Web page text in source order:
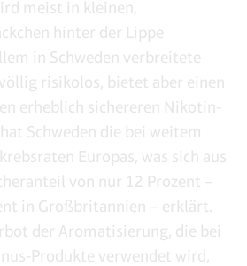
meist in kleinen,
hinter der Lippe
in Schweden verbreitete
risikolos, bietet aber einen
erheblich sichereren Nikotin-
Schweden die bei weitem
Europas, was sich aus
von nur 12 Prozent –
in Großbritannien – erklärt.
der Aromatisierung, die bei
Produkte verwendet wird,